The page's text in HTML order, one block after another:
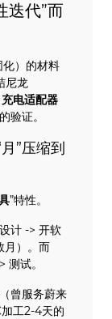
代”而
）的材料
尼龙
充电适配器
的验证。
”压缩到
”特性。
计 -> 开软
月）。而
试。
曾服务蔚来
工2-4天的